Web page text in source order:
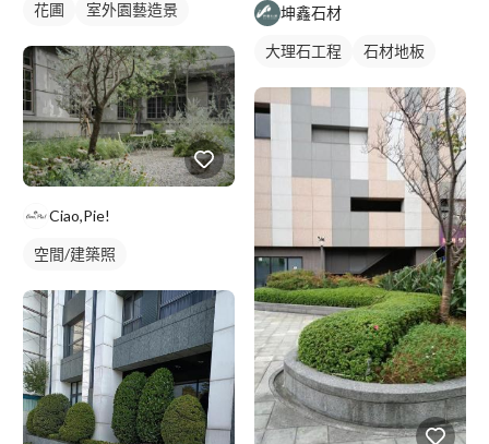
花圃 室外園藝造景
Ciao,Pie!
空間/建築照
坤鑫石材
大理石工程 石材地板